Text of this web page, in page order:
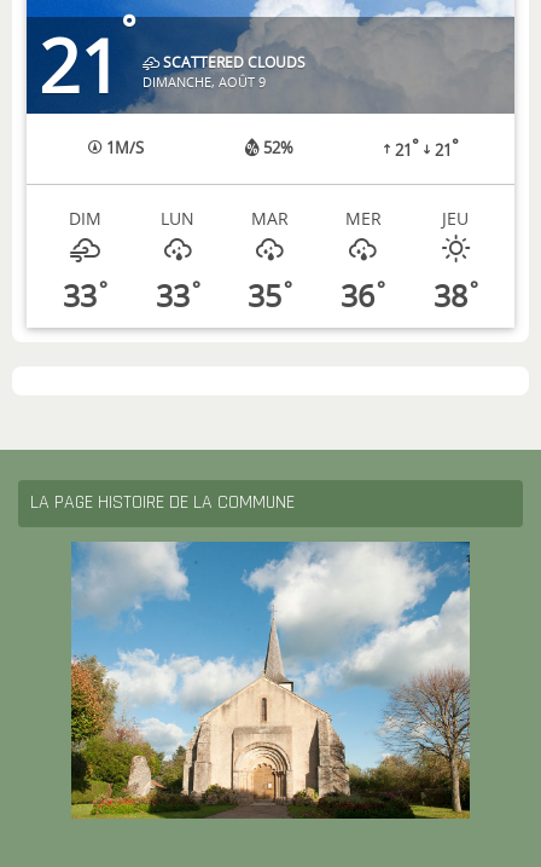
21 °
SCATTERED CLOUDS
DIMANCHE, AOÛT 9
1M/S 52% 21° 21°
DIM
33°
LUN
33°
MAR
35°
MER
36°
JEU
38°
LA PAGE HISTOIRE DE LA COMMUNE